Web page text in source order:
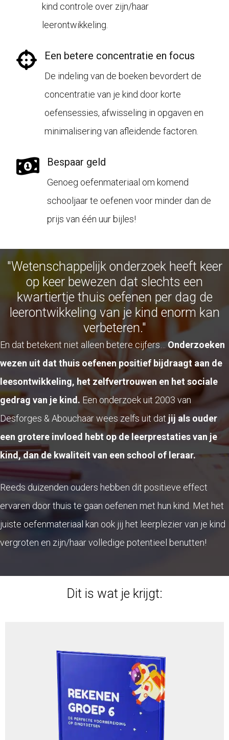
kind controle over zijn/haar
leerontwikkeling.
Een betere concentratie en focus
De indeling van de boeken bevordert de
concentratie van je kind door korte
oefensessies, afwisseling in opgaven en
minimalisering van afleidende factoren.
Bespaar geld
Genoeg oefenmateriaal om komend
schooljaar te oefenen voor minder dan de
prijs van één uur bijles!
"Wetenschappelijk onderzoek heeft keer
op keer bewezen dat slechts een
kwartiertje thuis oefenen per dag de
leerontwikkeling van je kind enorm kan
verbeteren."
En dat betekent niet alleen betere cijfers…Onderzoeken
wezen uit dat thuis oefenen positief bijdraagt aan de
leesontwikkeling, het zelfvertrouwen en het sociale
gedrag van je kind. Een onderzoek uit 2003 van
Desforges & Abouchaar wees zelfs uit dat jij als ouder
een grotere invloed hebt op de leerprestaties van je
kind, dan de kwaliteit van een school of leraar.
Reeds duizenden ouders hebben dit positieve effect
ervaren door thuis te gaan oefenen met hun kind. Met het
juiste oefenmateriaal kan ook jij het leerplezier van je kind
vergroten en zijn/haar volledige potentieel benutten!
Dit is wat je krijgt: